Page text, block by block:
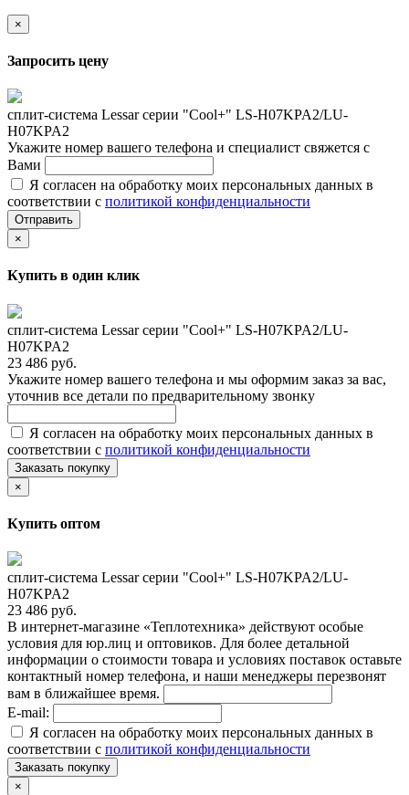
×
Запросить цену
сплит-система Lessar серии "Cool+" LS-H07KPA2/LU-
H07KPA2
Укажите номер вашего телефона и специалист свяжется с
Вами
Я согласен на обработку моих персональных данных в
соответствии с политикой конфиденциальности
Отправить
×
Купить в один клик
сплит-система Lessar серии "Cool+" LS-H07KPA2/LU-
H07KPA2
23 486 руб.
Укажите номер вашего телефона и мы оформим заказ за вас,
уточнив все детали по предварительному звонку
Я согласен на обработку моих персональных данных в
соответствии с политикой конфиденциальности
Заказать покупку
×
Купить оптом
сплит-система Lessar серии "Cool+" LS-H07KPA2/LU-
H07KPA2
23 486 руб.
В интернет-магазине «Теплотехника» действуют особые
условия для юр.лиц и оптовиков. Для более детальной
информации о стоимости товара и условиях поставок оставьте
контактный номер телефона, и наши менеджеры перезвонят
вам в ближайшее время.
E-mail:
Я согласен на обработку моих персональных данных в
соответствии с политикой конфиденциальности
Заказать покупку
×